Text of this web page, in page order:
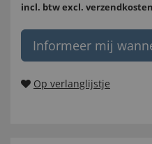
incl. btwexcl. verzendkosten
Informeer mij
Op verlanglijstje